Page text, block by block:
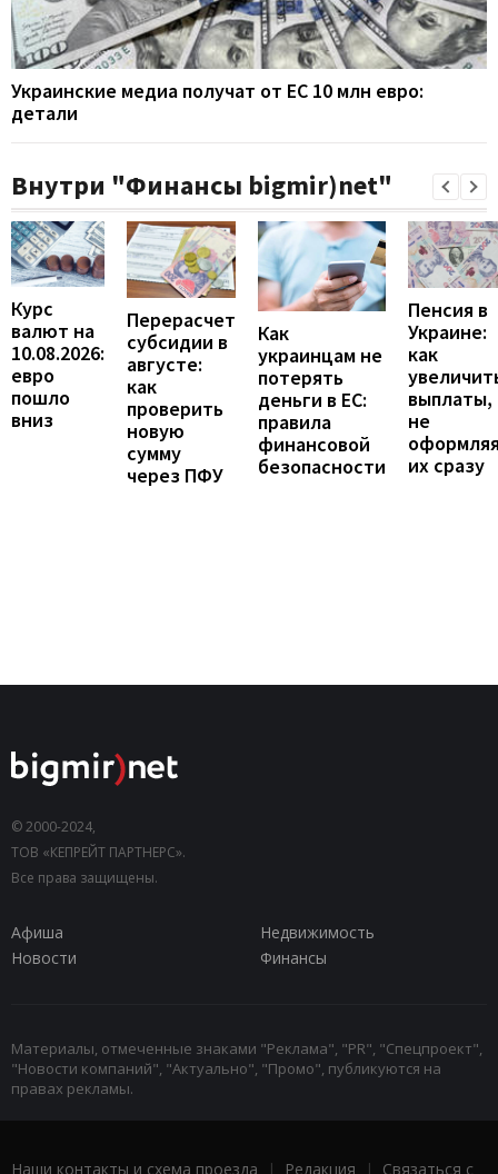
Украинские медиа получат от ЕС 10 млн евро:
детали
Внутри "Финансы bigmir)net"
Курс
валют на
10.08.2026:
евро
пошло
вниз
Перерасчет
субсидии в
августе:
как
проверить
новую
сумму
через ПФУ
Как
украинцам не
потерять
деньги в ЕС:
правила
финансовой
безопасности
Пенсия в
Украине:
как
выплаты,
не
их сразу
© 2000-2024,
ТОВ «КЕПРЕЙТ ПАРТНЕРС».
Все права защищены.
Афиша
Недвижимость
Новости
Финансы
Материалы, отмеченные знаками "Реклама", "PR", "Спецпроект",
"Новости компаний", "Актуально", "Промо", публикуются на
правах рекламы.
Наши контакты и схема проезда | Редакция | Связаться с